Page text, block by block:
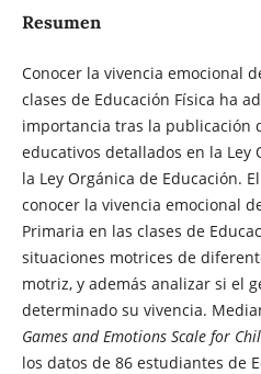
Resumen
Conocer la vivencia emocional
clases de Educación Física ha
importancia tras la publicación
educativos detallados en la Ley
la Ley Orgánica de Educación.
conocer la vivencia emocional
Primaria en las clases de
situaciones motrices de
motriz, y además analizar si el
determinado su vivencia.
Games and Emotions Scale for
los datos de 86 estudiantes de